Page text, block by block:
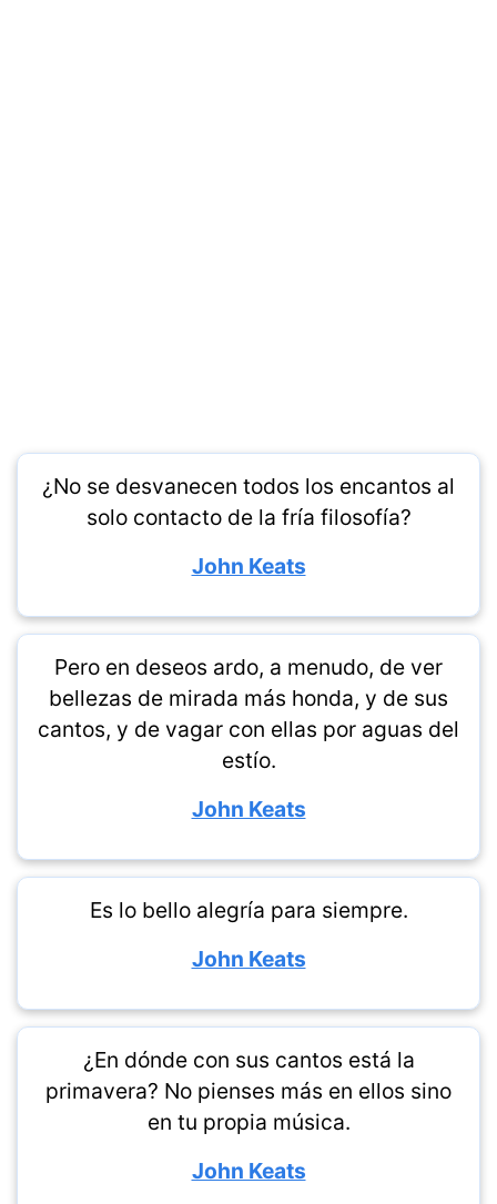
¿No se desvanecen todos los encantos al
solo contacto de la fría filosofía?
John Keats
Pero en deseos ardo, a menudo, de ver
bellezas de mirada más honda, y de sus
cantos, y de vagar con ellas por aguas del
estío.
John Keats
Es lo bello alegría para siempre.
John Keats
¿En dónde con sus cantos está la
primavera? No pienses más en ellos sino
en tu propia música.
John Keats